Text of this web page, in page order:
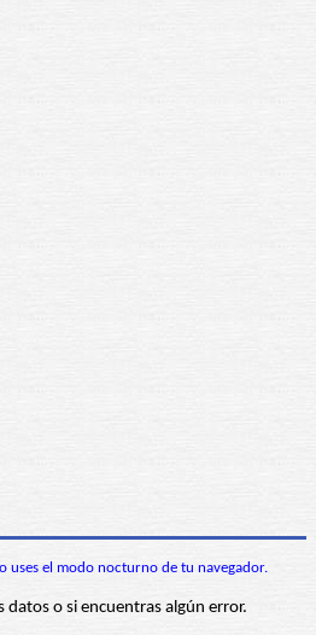
uses el modo nocturno de tu navegador.
datos o si encuentras algún error.